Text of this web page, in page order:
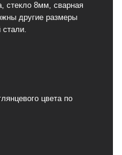
стекло 8мм, сварная
другие размеры
цвета по